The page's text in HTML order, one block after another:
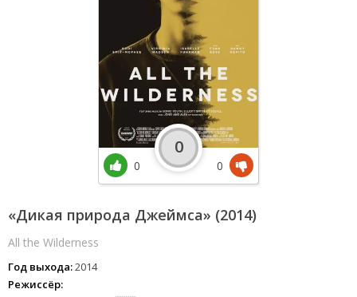
«Дикая природа Джеймса» (2014)
All the Wilderness
Год выхода:2014
Режиссёр:
0
0
0